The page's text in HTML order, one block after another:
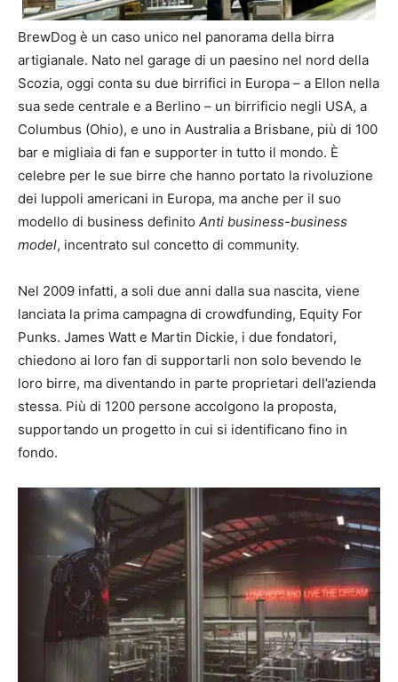
BrewDog è un caso unico nel panorama della birra
artigianale. Nato nel garage di un paesino nel nord della
Scozia, oggi conta su due birrifici in Europa – a Ellon nella
sua sede centrale e a Berlino – un birrificio negli USA, a
Columbus (Ohio), e uno in Australia a Brisbane, più di 100
bar e migliaia di fan e supporter in tutto il mondo. È
celebre per le sue birre che hanno portato la rivoluzione
dei luppoli americani in Europa, ma anche per il suo
modello di business definito Anti business-business
model, incentrato sul concetto di community.
Nel 2009 infatti, a soli due anni dalla sua nascita, viene
lanciata la prima campagna di crowdfunding, Equity For
Punks. James Watt e Martin Dickie, i due fondatori,
chiedono ai loro fan di supportarli non solo bevendo le
loro birre, ma diventando in parte proprietari dell’azienda
stessa. Più di 1200 persone accolgono la proposta,
supportando un progetto in cui si identificano fino in
fondo.